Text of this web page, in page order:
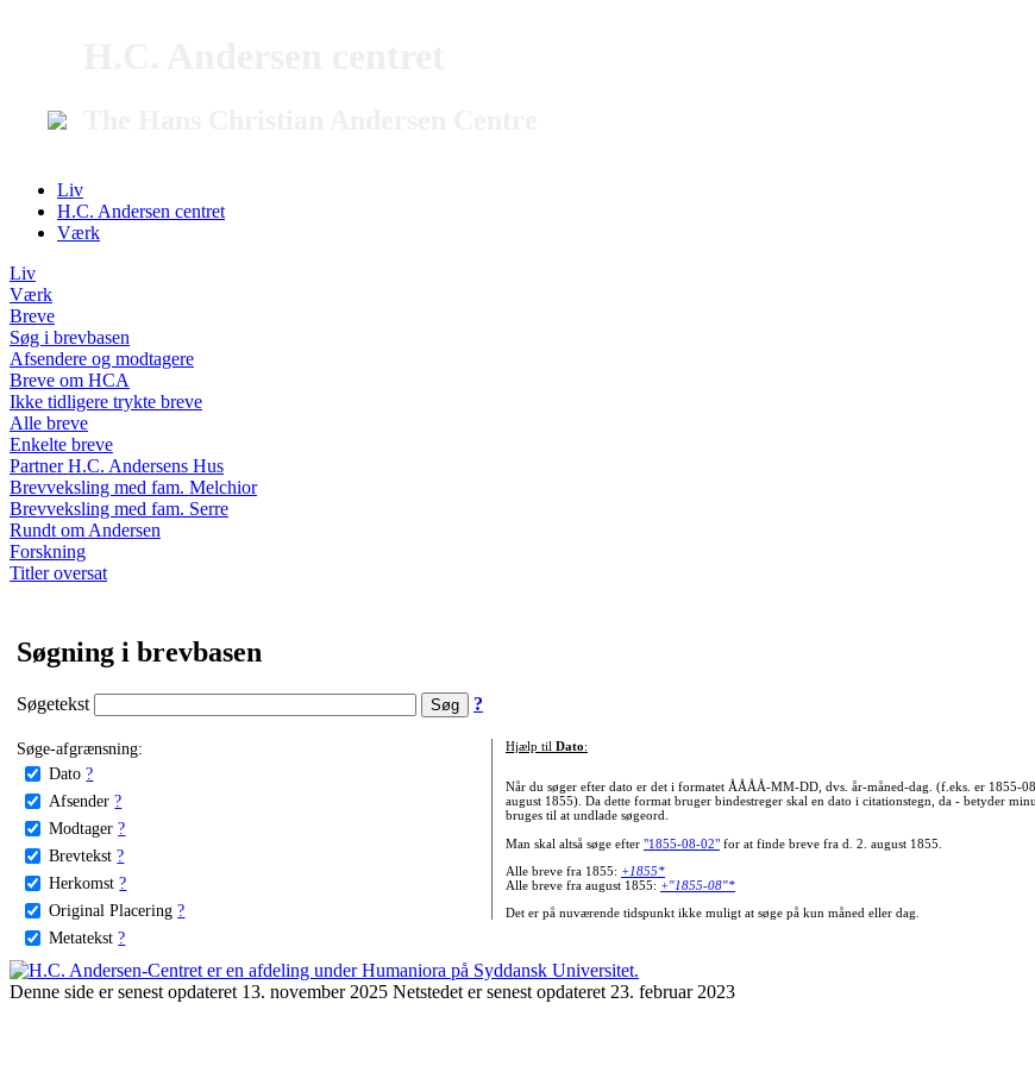
Liv
H.C. Andersen centret
Værk
Liv
Værk
Breve
Søg i brevbasen
Afsendere og modtagere
Breve om HCA
Ikke tidligere trykte breve
Alle breve
Enkelte breve
Partner H.C. Andersens Hus
Brevveksling med fam. Melchior
Brevveksling med fam. Serre
Rundt om Andersen
Forskning
Titler oversat
Søgning i brevbasen
Søgetekst ?
Søge-afgrænsning:
Dato ?
Afsender ?
Modtager ?
Brevtekst ?
Herkomst ?
Original Placering ?
Metatekst ?
Hjælp til Dato:
Når du søger efter dato er det i formatet ÅÅÅÅ-MM-DD, dvs. år-måned-dag. (f.eks. er 1855-
august 1855). Da dette format bruger bindestreger skal en dato i citationstegn, da - betyder
bruges til at undlade søgeord.
Man skal altså søge efter "1855-08-02"for at finde breve fra d. 2. august 1855.
Alle breve fra 1855: +1855*
Alle breve fra august 1855: +"1855-08"*
Det er på nuværende tidspunkt ikke muligt at søge på kun måned eller dag.
Denne side er senest opdateret 13. november 2025 Netstedet er senest opdateret 23. februar 2023